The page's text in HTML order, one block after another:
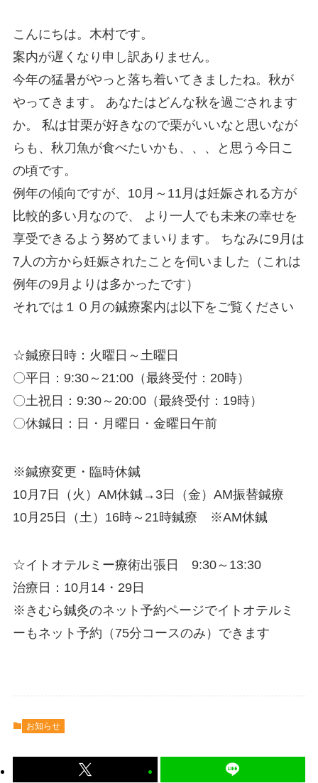
こんにちは。木村です。
案内が遅くなり申し訳ありません。
今年の猛暑がやっと落ち着いてきましたね。秋が
やってきます。 あなたはどんな秋を過ごされます
か。 私は甘栗が好きなので栗がいいなと思いなが
らも、秋刀魚が食べたいかも、、、と思う今日こ
の頃です。
例年の傾向ですが、10月～11月は妊娠される方が
比較的多い月なので、 より一人でも未来の幸せを
享受できるよう努めてまいります。 ちなみに9月は
7人の方から妊娠されたことを伺いました（これは
例年の9月よりは多かったです）
それでは１０月の鍼療案内は以下をご覧ください
☆鍼療日時：火曜日～土曜日
〇平日：9:30～21:00（最終受付：20時）
〇土祝日：9:30～20:00（最終受付：19時）
〇休鍼日：日・月曜日・金曜日午前
※鍼療変更・臨時休鍼
10月7日（火）AM休鍼→3日（金）AM振替鍼療
10月25日（土）16時～21時鍼療 ※AM休鍼
☆イトオテルミー療術出張日 9:30～13:30
治療日：10月14・29日
※きむら鍼灸のネット予約ページでイトオテルミ
ーもネット予約（75分コースのみ）できます
お知らせ